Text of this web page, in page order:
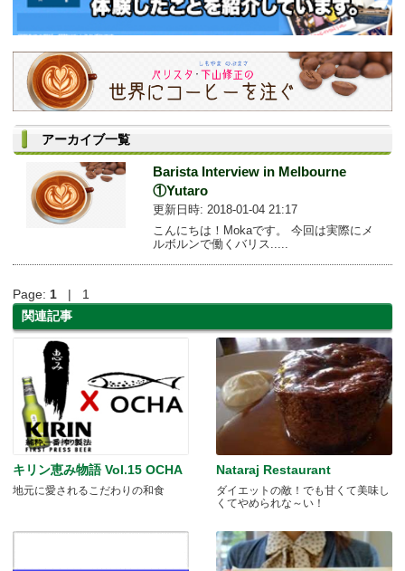
アーカイブ一覧
Barista Interview in Melbourne
①Yutaro
更新日時: 2018-01-04 21:17
こんにちは！Mokaです。 今回は実際にメ
ルボルンで働くバリス.....
Page: 1 | 1
関連記事
キリン恵み物語 Vol.15 OCHA
地元に愛されるこだわりの和食
Nataraj Restaurant
ダイエットの敵！でも甘くて美味し
くてやめられな～い！